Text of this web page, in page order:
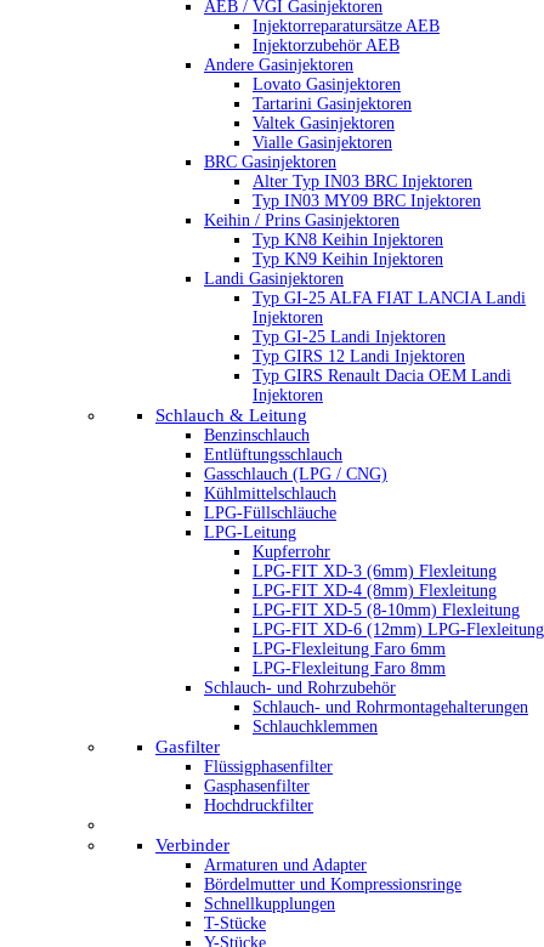
AEB / VGI Gasinjektoren
Injektorreparatursätze AEB
Injektorzubehör AEB
Andere Gasinjektoren
Lovato Gasinjektoren
Tartarini Gasinjektoren
Valtek Gasinjektoren
Vialle Gasinjektoren
BRC Gasinjektoren
Alter Typ IN03 BRC Injektoren
Typ IN03 MY09 BRC Injektoren
Keihin / Prins Gasinjektoren
Typ KN8 Keihin Injektoren
Typ KN9 Keihin Injektoren
Landi Gasinjektoren
Typ GI-25 ALFA FIAT LANCIA Landi
Injektoren
Typ GI-25 Landi Injektoren
Typ GIRS 12 Landi Injektoren
Typ GIRS Renault Dacia OEM Landi
Injektoren
Schlauch & Leitung
Benzinschlauch
Entlüftungsschlauch
Gasschlauch (LPG / CNG)
Kühlmittelschlauch
LPG-Füllschläuche
LPG-Leitung
Kupferrohr
LPG-FIT XD-3 (6mm) Flexleitung
LPG-FIT XD-4 (8mm) Flexleitung
LPG-FIT XD-5 (8-10mm) Flexleitung
LPG-FIT XD-6 (12mm) LPG-Flexleitung
LPG-Flexleitung Faro 6mm
LPG-Flexleitung Faro 8mm
Schlauch- und Rohrzubehör
Schlauch- und Rohrmontagehalterungen
Schlauchklemmen
Gasfilter
Flüssigphasenfilter
Gasphasenfilter
Hochdruckfilter
Verbinder
Armaturen und Adapter
Bördelmutter und Kompressionsringe
Schnellkupplungen
T-Stücke
Y-Stücke